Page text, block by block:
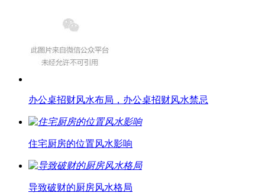
办公桌招财风水布局，办公桌招财风水禁忌
住宅厨房的位置风水影响
导致破财的厨房风水格局